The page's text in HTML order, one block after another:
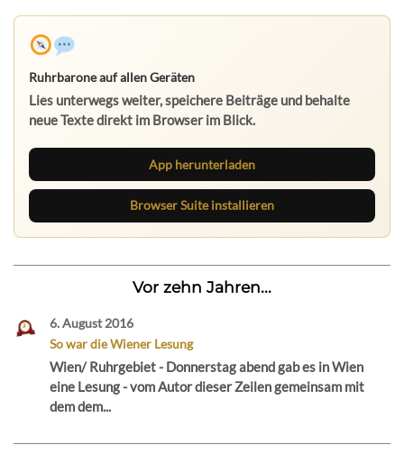
Ruhrbarone auf allen Geräten
Lies unterwegs weiter, speichere Beiträge und behalte
neue Texte direkt im Browser im Blick.
App herunterladen
Browser Suite installieren
Vor zehn Jahren...
6. August 2016
So war die Wiener Lesung
Wien/ Ruhrgebiet - Donnerstag abend gab es in Wien
eine Lesung - vom Autor dieser Zeilen gemeinsam mit
dem dem...